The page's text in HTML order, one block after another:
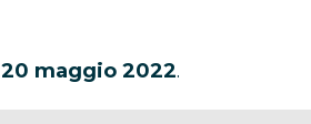
20 maggio 2022.